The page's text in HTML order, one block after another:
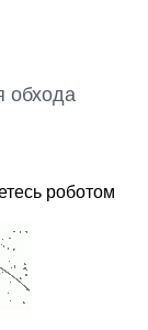
обхода
роботом